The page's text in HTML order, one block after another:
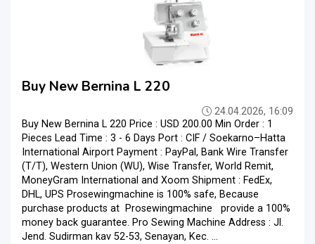
Buy New Bernina L 220
24.04.2026, 16:09
Buy New Bernina L 220 Price : USD 200.00 Min Order : 1
Pieces Lead Time : 3 - 6 Days Port : CIF / Soekarno–Hatta
International Airport Payment : PayPal, Bank Wire Transfer
(T/T), Western Union (WU), Wise Transfer, World Remit,
MoneyGram International and Xoom Shipment : FedEx,
DHL, UPS Prosewingmachine is 100% safe, Because
purchase products at Prosewingmachine provide a 100%
money back guarantee. Pro Sewing Machine Address : Jl.
Jend. Sudirman kav 52-53, Senayan, Kec. ...